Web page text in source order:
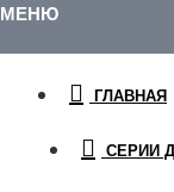
МЕНЮ
ГЛАВНАЯ
СЕРИИ